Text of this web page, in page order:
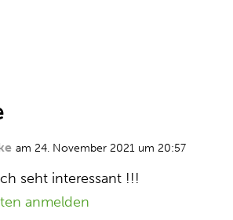
am 24. November 2021 um 20:57
seht interessant !!!
anmelden